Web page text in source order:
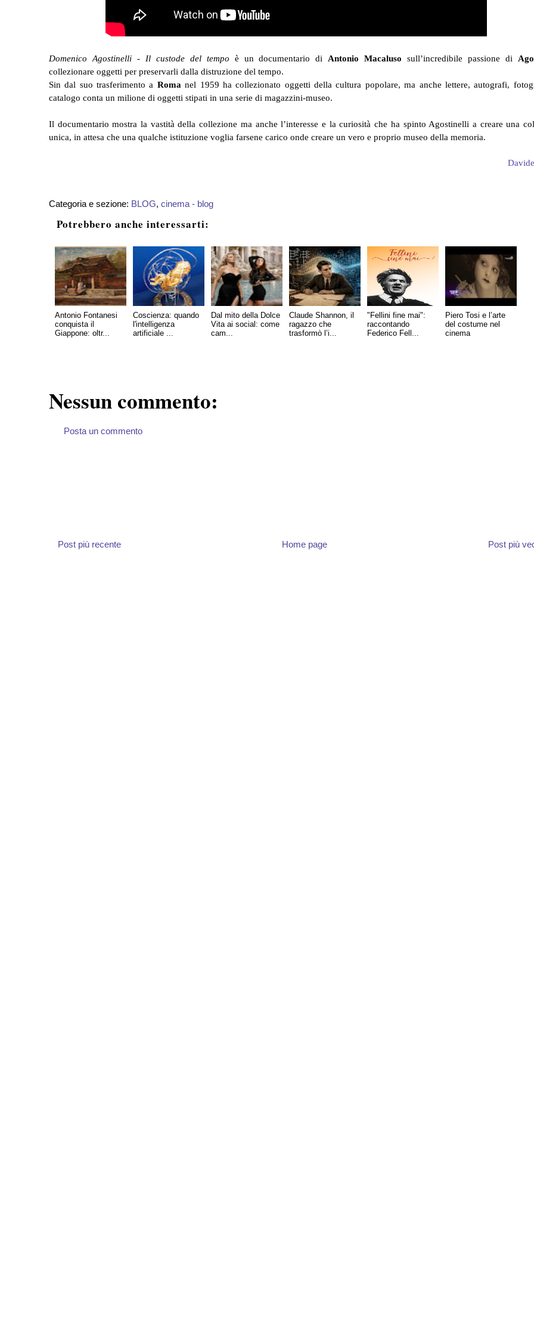
Domenico Agostinelli - Il custode del tempo è un documentario di Antonio Macaluso sull’incredibile passione di
collezionare oggetti per preservarli dalla distruzione del tempo.
Sin dal suo trasferimento a Roma nel 1959 ha collezionato oggetti della cultura popolare, ma anche lettere, autografi,
catalogo conta un milione di oggetti stipati in una serie di magazzini-museo.
Il documentario mostra la vastità della collezione ma anche l’interesse e la curiosità che ha spinto Agostinelli a creare una
unica, in attesa che una qualche istituzione voglia farsene carico onde creare un vero e proprio museo della memoria.
Categoria e sezione: BLOG, cinema - blog
Potrebbero anche interessarti:
Antonio Fontanesi
conquista il
Giappone: oltr...
Coscienza: quando
l'intelligenza
artificiale ...
Dal mito della Dolce
Vita ai social: come
cam...
Claude Shannon, il
ragazzo che
trasformò l’i...
"Fellini fine mai":
raccontando
Federico Fell...
Piero Tosi e l’arte
del costume nel
cinema
Nessun commento:
Posta un commento
Post più recente Post più
Home page